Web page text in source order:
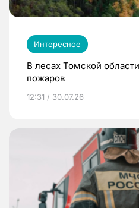
Интересное
В лесах Томской
пожаров
12:31 / 30.07.26